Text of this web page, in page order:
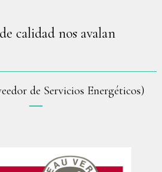
calidad nos avalan
de Servicios Energéticos)